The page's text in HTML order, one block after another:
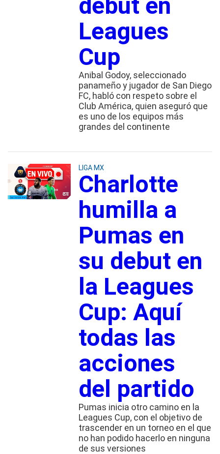
Leagues
Cup
Anibal Godoy, seleccionado
panameño y jugador de San Diego
FC, habló con respeto sobre el
Club América, quien aseguró que
es uno de los equipos más
grandes del continente
LIGA MX
Charlotte
humilla a
Pumas en
su debut en
la Leagues
Cup: Aquí
todas las
acciones
del partido
Pumas inicia otro camino en la
Leagues Cup, con el objetivo de
trascender en un torneo en el que
no han podido hacerlo en ninguna
de sus versiones